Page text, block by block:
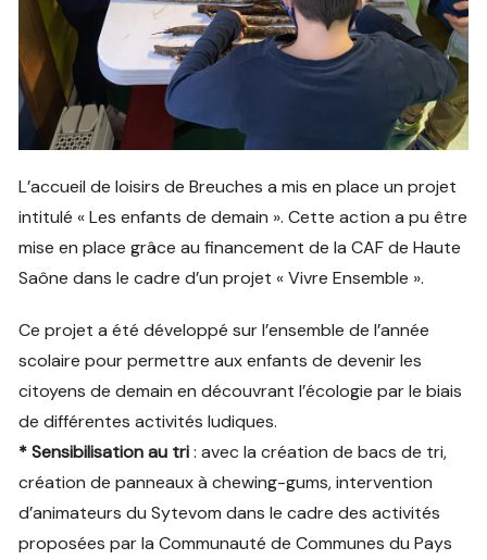
L’accueil de loisirs de Breuches a mis en place un projet
intitulé « Les enfants de demain ». Cette action a pu être
mise en place grâce au financement de la CAF de Haute
Saône dans le cadre d’un projet « Vivre Ensemble ».
Ce projet a été développé sur l’ensemble de l’année
scolaire pour permettre aux enfants de devenir les
citoyens de demain en découvrant l’écologie par le biais
de différentes activités ludiques.
* Sensibilisation au tri: avec la création de bacs de tri,
création de panneaux à chewing-gums, intervention
d’animateurs du Sytevom dans le cadre des activités
proposées par la Communauté de Communes du Pays